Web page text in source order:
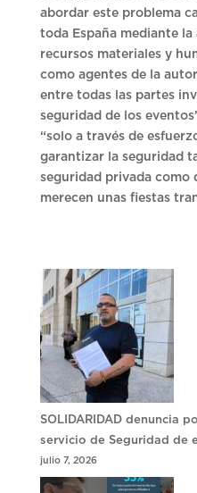
abordar este problema
toda España mediante
recursos materiales y
como agentes de la
entre todas las partes
seguridad de los
“solo a través de
garantizar la seguridad
seguridad privada como
merecen unas fiestas
SOLIDARIDAD denuncia
servicio de Seguridad de
julio 7, 2026